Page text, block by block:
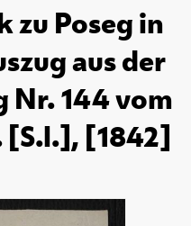
zu Poseg in
aus der
Nr. 144 vom
[S.l.], [1842]